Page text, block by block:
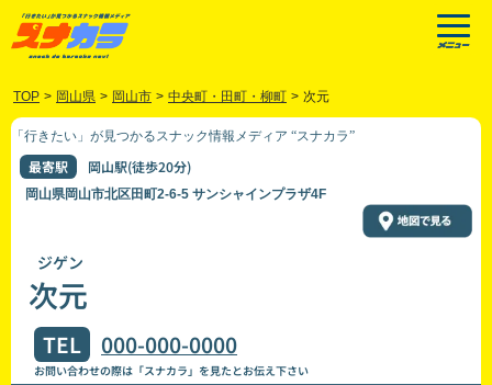
TOP > 岡山県 > 岡山市 > 中央町・田町・柳町 > 次元
「行きたい」が見つかるスナック情報メディア “スナカラ”
最寄駅 岡山駅(徒歩20分)
岡山県岡山市北区田町2-6-5 サンシャインプラザ4F
ジゲン
次元
TEL 000-000-0000
お問い合わせの際は「スナカラ」を見たとお伝え下さい